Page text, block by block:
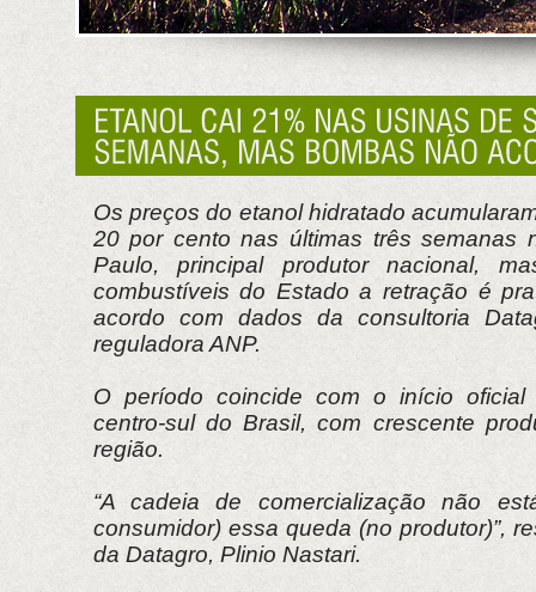
Os preços do etanol hidratado
20 por cento nas últimas três semanas
Paulo, principal produtor nacional,
combustíveis do Estado a retração é
acordo com dados da consultoria
reguladora ANP.
O período coincide com o início
centro-sul do Brasil, com crescente
região.
“A cadeia de comercialização não
consumidor) essa queda (no produtor)”,
da Datagro, Plinio Nastari.